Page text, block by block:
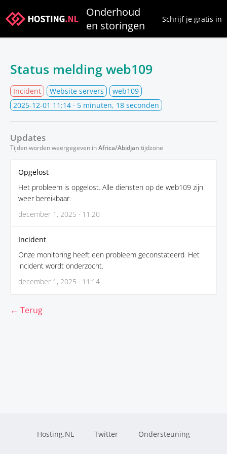
Onderhoud
en storingen
Schrijf je gratis in
Status melding web109
Incident Website servers
web109
2025-12-01 11:14 · 5 minuten, 18 seconden
Updates
Tijden worden weergegeven inAfrica/Abidjan tijdzone
Opgelost
Het probleem is opgelost. Alle diensten op de web109 zijn
weer bereikbaar.
december 1, 2025 · 11:20
Incident
Onze monitoring heeft een probleem geconstateerd. Het
incident wordt onderzocht.
december 1, 2025 · 11:14
← Terug
Hosting.NL Twitter Ondersteuning